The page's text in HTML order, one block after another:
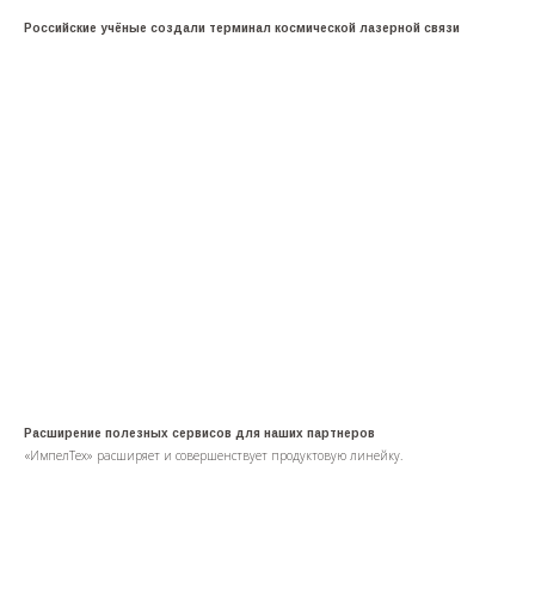
Российские учёные создали терминал космической лазерной связи
Расширение полезных сервисов для наших партнеров
«ИмпелТех» расширяет и совершенствует продуктовую линейку.